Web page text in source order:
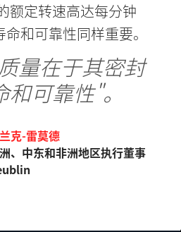
额定转速高达每分钟
和可靠性同样重要。
量在于其密封
可靠性"。
克-雷莫德
、中东和非洲地区执行董事